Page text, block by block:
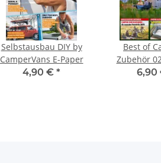
Selbstausbau DIY by
CamperVans E-Paper
4,90 € *
Best of
Zubehör
Paper6,90